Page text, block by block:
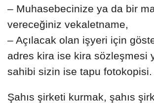
– Muhasebecinize ya da bir
vereceğiniz vekaletname,
– Açılacak olan işyeri için
adres kira ise kira sözleşmesi
sahibi sizin ise tapu fotokopisi.
Şahıs şirketi kurmak, şahıs